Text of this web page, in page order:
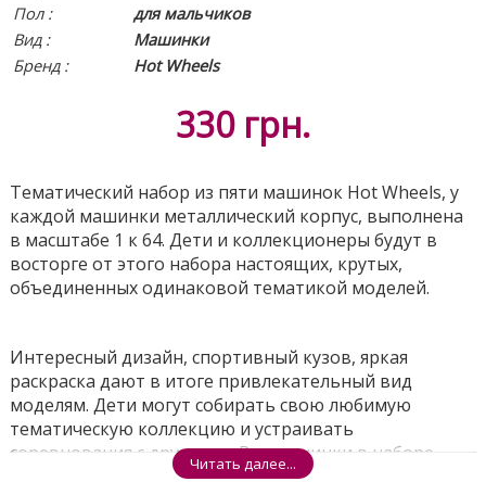
Пол :
для мальчиков
Вид :
Машинки
Бренд :
Hot Wheels
330 грн.
Тематический набор из пяти машинок Hot Wheels, у
каждой машинки металлический корпус, выполнена
в масштабе 1 к 64. Дети и коллекционеры будут в
восторге от этого набора настоящих, крутых,
объединенных одинаковой тематикой моделей.
Интересный дизайн, спортивный кузов, яркая
раскраска дают в итоге привлекательный вид
моделям. Дети могут собирать свою любимую
тематическую коллекцию и устраивать
соревнования с друзьями. Все машинки в наборе
разработаны под игровые треки от Hot Wheels.
Читать далее...